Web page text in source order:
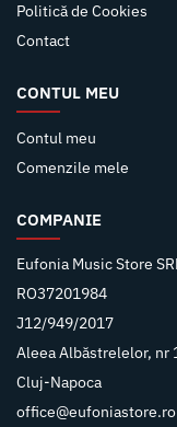
Politică de Cookies
Contact
CONTUL MEU
Contul meu
Comenzile mele
COMPANIE
Eufonia Music Store
RO37201984
J12/949/2017
Aleea Albăstrelelor, nr
Cluj-Napoca
office@eufoniastore.ro